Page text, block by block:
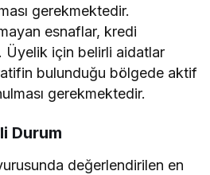
gerekmektedir.
esnaflar, kredi
Üyelik için belirli aidatlar
bulunduğu bölgede aktif
gerekmektedir.
Durum
değerlendirilen en